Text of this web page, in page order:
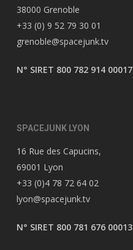
38000 Grenoble
+33 (0) 9 52 79 30 01
grenoble@spacejunk.tv
N° SIRET 800 782 914 00017
SPACEJUNK LYON
16 Rue des Capucins,
69001 Lyon
+33 (0)4 78 72 64 02
lyon@spacejunk.tv
N° SIRET 800 781 676 00013